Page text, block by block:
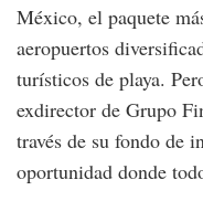
México, el paquete
aeropuertos
turísticos de playa.
exdirector de Grupo
través de su fondo de
oportunidad donde